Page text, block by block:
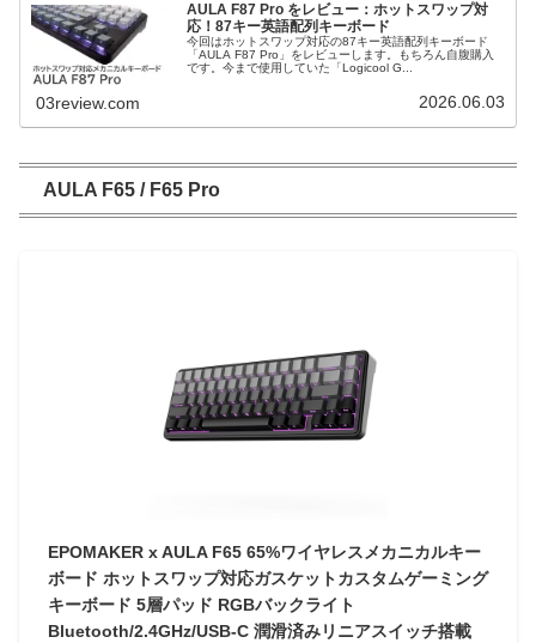
AULA F87 Pro をレビュー：ホットスワップ対
応！87キー英語配列キーボード
今回はホットスワップ対応の87キー英語配列キーボード
「AULA F87 Pro」をレビューします。もちろん自腹購入
です。今まで使用していた「Logicool G...
03review.com 2026.06.03
AULA F65 / F65 Pro
EPOMAKER x AULA F65 65%ワイヤレスメカニカルキー
ボード ホットスワップ対応ガスケットカスタムゲーミング
キーボード 5層パッド RGBバックライト
Bluetooth/2.4GHz/USB-C 潤滑済みリニアスイッチ搭載